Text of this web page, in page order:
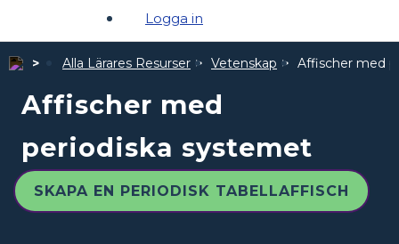
Logga in
Alla Lärares Resurser Vetenskap Affischer med
Affischer med
periodiska systemet
SKAPA EN PERIODISK TABELLAFFISCH